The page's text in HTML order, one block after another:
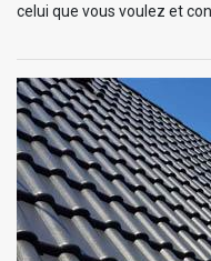
celui que vous voulez et